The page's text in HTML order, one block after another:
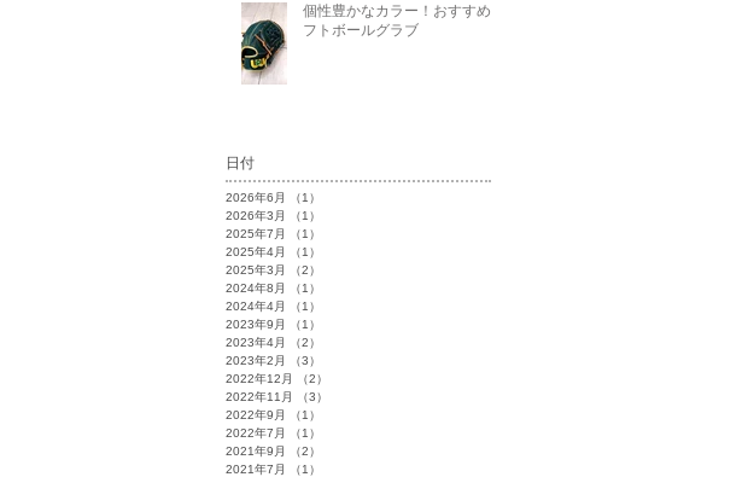
個性豊かなカラー！おすすめソ
フトボールグラブ
日付
2026年6月 （1）
2026年3月
（1）
2025年7月
（1）
2025年4月
（1）
2025年3月
（2）
2024年8月
（1）
2024年4月
（1）
2023年9月
（1）
2023年4月
（2）
2023年2月
（3）
2022年12月
（2）
2022年11月
（3）
2022年9月
（1）
2022年7月
（1）
2021年9月
（2）
2021年7月
（1）